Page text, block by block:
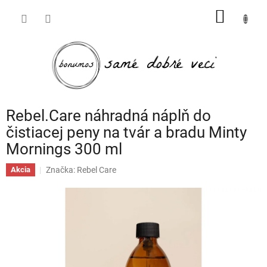
Rebel.Care náhradná náplň do
čistiacej peny na tvár a bradu Minty
Mornings 300 ml
Akcia Značka: Rebel Care